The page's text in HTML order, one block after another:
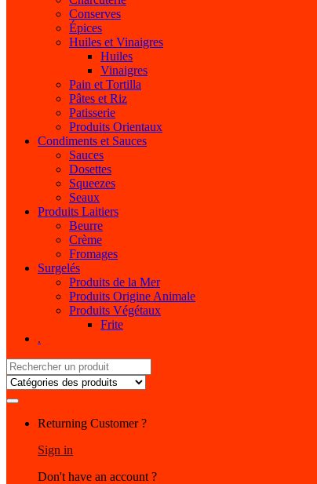
Conserves
Épices
Huiles et Vinaigres
Huiles
Vinaigres
Pain et Tortilla
Pâtes et Riz
Patisserie
Produits Orientaux
Condiments et Sauces
Sauces
Dosettes
Squeezes
Seaux
Produits Laitiers
Beurre
Crème
Fromages
Surgelés
Produits de la Mer
Produits Origine Animale
Produits Végétaux
Frite
.
Search
for:
Returning Customer ?
Sign in
Don't have an account ?